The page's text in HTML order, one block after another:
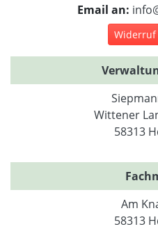
Email an:
Widerruf
Wittener
58313
Am
58313